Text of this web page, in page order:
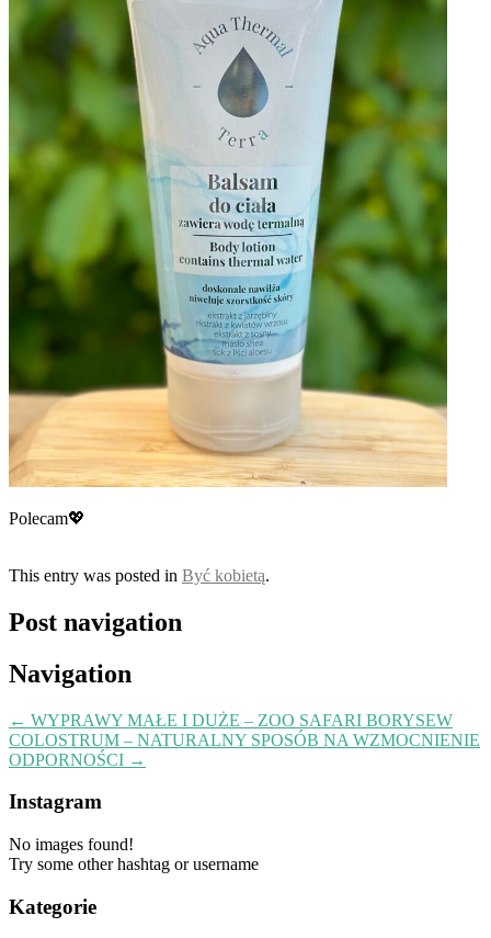
Polecam💖
This entry was posted in Być kobietą.
Post navigation
Navigation
← WYPRAWY MAŁE I DUŻE – ZOO SAFARI BORYSEW
COLOSTRUM – NATURALNY SPOSÓB NA WZMOCNIENIE
ODPORNOŚCI →
Instagram
No images found!
Try some other hashtag or username
Kategorie